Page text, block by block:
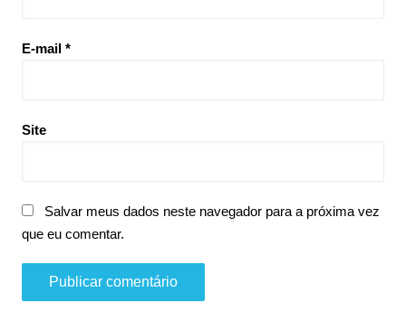
E-mail *
Site
Salvar meus dados neste navegador para a próxima vez
que eu comentar.